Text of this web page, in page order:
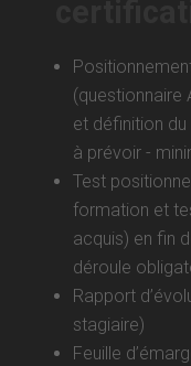
(questionnaire
et définition
à prévoir -
Test
formation et
acquis) en fin
déroule
Rapport
stagiaire)
Feuille